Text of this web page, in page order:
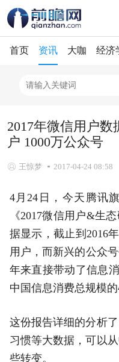
首页 资讯 大咖 经济
2017年微信用户数
户 1000万公众号
王惊梦 2017-04-24 08:58
4月24日，今天腾讯
《2017微信用户&生
据显示，截止到2016
用户，而新兴的公众
年来直接带动了信息
中国信息消费总规模的
这份报告详细的分析
习惯等大数据，可以
些转变。